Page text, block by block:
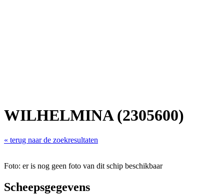
WILHELMINA (2305600)
« terug naar de zoekresultaten
Foto: er is nog geen foto van dit schip beschikbaar
Scheepsgegevens